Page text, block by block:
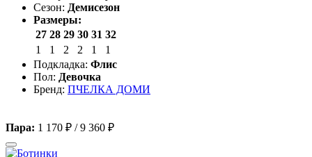
Сезон: Демисезон
Размеры:
27 28 29 30 31 32
1
1 2 2 1
1
Подкладка: Флис
Пол: Девочка
Бренд: ПЧЕЛКА ДОМИ
Пара: 1 170 ₽ /9 360 ₽